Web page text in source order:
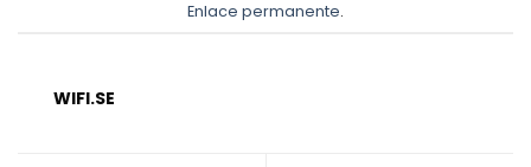
Enlace permanente.
WIFI.SE